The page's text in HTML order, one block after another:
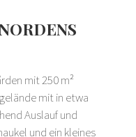
mit 250 m²
mit in etwa
Auslauf und
und ein kleines